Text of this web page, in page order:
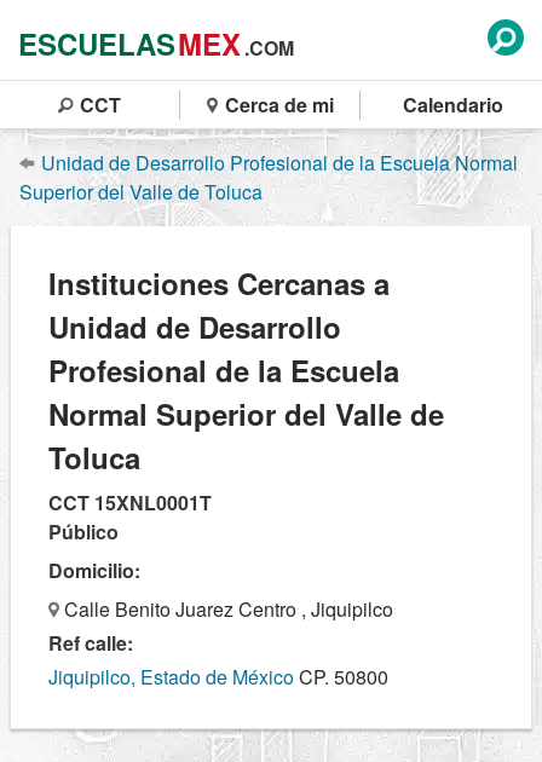
ESCUELASMEX.COM
CCT Cerca de mi Calendario
Unidad de Desarrollo Profesional de la Escuela Normal
Superior del Valle de Toluca
Instituciones Cercanas a
Unidad de Desarrollo
Profesional de la Escuela
Normal Superior del Valle de
Toluca
CCT 15XNL0001T
Público
Domicilio:
Calle Benito Juarez Centro , Jiquipilco
Ref calle:
Jiquipilco, Estado de MéxicoCP. 50800